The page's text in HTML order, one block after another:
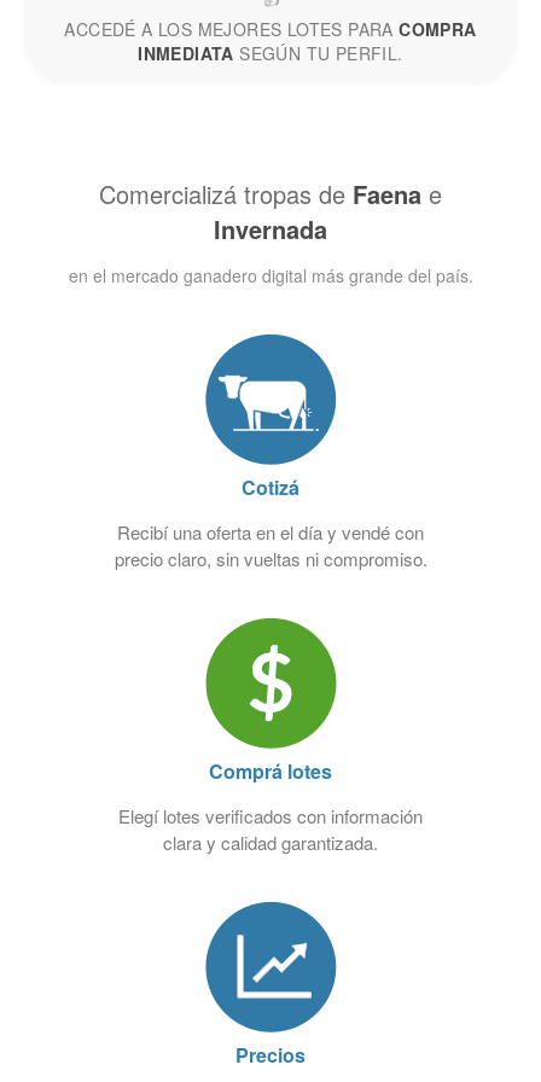
ACCEDÉ A LOS MEJORES LOTES PARACOMPRA
INMEDIATA SEGÚN TU PERFIL.
Comercializá tropas de Faena e
Invernada
en el mercado ganadero digital más grande del país.
Cotizá
Recibí una oferta en el día y vendé con
precio claro, sin vueltas ni compromiso.
Comprá lotes
Elegí lotes verificados con información
clara y calidad garantizada.
Precios